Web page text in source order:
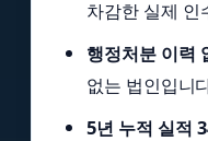
차감한 실제 인
행정처분 이력
없는 법인입니
5년 누적 실적